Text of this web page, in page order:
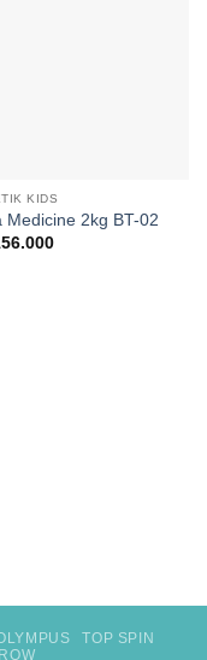
KIDS
Medicine 2kg BT-02
TOP SPIN